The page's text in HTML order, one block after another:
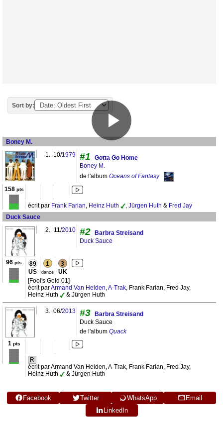
Sort by:
Boney M.
1. 10/1979 #1
Gotta Go Home
Boney M.
de l'album Oceans of Fantasy
158pts
écrit par Frank Farian, Heinz Huth , Jürgen Huth & Fred Jay
Duck Sauce
2. 11/2010 #2 Barbra Streisand
Duck Sauce
96 pts 89
US
1
dance
3
UK
[Fool's Gold 01]
écrit parArmand Van Helden,A-Trak, Frank Farian, Fred Jay,
Heinz Huth
& Jürgen Huth
3. 06/2013 #3 Barbra Streisand
Duck Sauce
de l'album Quack
1 pts
R
écrit par Armand Van Helden, A-Trak, Frank Farian, Fred Jay,
Heinz Huth
& Jürgen Huth
Facebook Twitter WhatsApp
Email
LinkedIn